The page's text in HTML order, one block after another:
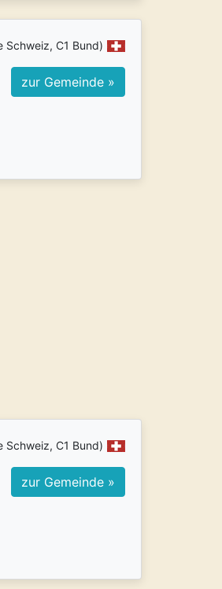
Schweiz, C1 Bund)
zur Gemeinde »
Schweiz, C1 Bund)
zur Gemeinde »